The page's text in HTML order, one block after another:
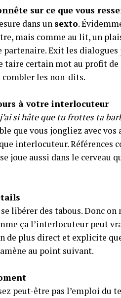
sur ce que vous
dans un sexto.
mais comme au lit, un
Exit les
taire certain mot au profit
combler les non-dits.
à votre interlocuteur
j’ai si hâte que tu frottes ta
que vous jongliez avec
interlocuteur. Références
joue aussi dans le cerveau
libérer des tabous. Donc on
ça l’interlocuteur peut
de plus direct et explicite
amène au point suivant.
peut-être pas l’emploi du